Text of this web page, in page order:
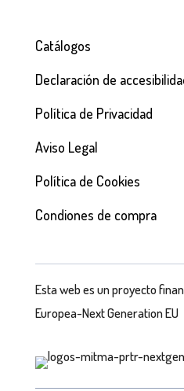
Catálogos
Declaración de
Política de Privacidad
Aviso Legal
Política de Cookies
Condiones de compra
Esta web es un proyecto
Europea-Next Generation EU